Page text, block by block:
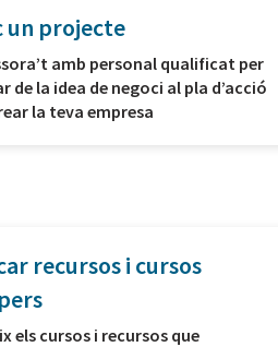
un projecte
amb personal qualificat per
de la idea de negoci al pla d’acció
la teva empresa
recursos i cursos
els cursos i recursos que